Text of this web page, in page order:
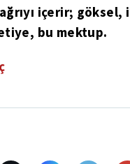
içerir; göksel,
bu mektup.